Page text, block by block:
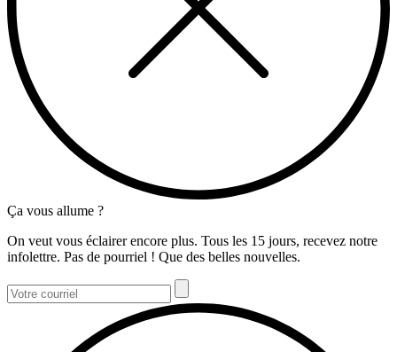
Ça vous allume ?
On veut vous éclairer encore plus. Tous les 15 jours, recevez notre
infolettre. Pas de pourriel ! Que des belles nouvelles.